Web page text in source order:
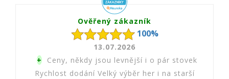
Ověřený zákazník
100%
13.07.2026
+ Ceny, někdy jsou levnější i o pár stovek
Rychlost dodání Velký výběr her i na starší